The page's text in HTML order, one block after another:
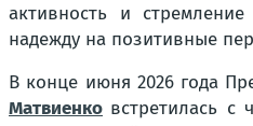
активность и
надежду на позитивные
В конце июня 2026 года
Матвиенко встретилась с